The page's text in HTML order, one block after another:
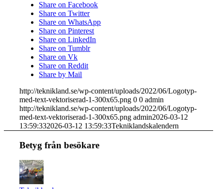
Share on Facebook
Share on Twitter
Share on WhatsApp
Share on Pinterest
Share on LinkedIn
Share on Tumblr
Share on Vk
Share on Reddit
Share by Mail
http://teknikland.se/wp-content/uploads/2022/06/Logotyp-
med-text-vektoriserad-1-300x65.png 0 0 admin
http://teknikland.se/wp-content/uploads/2022/06/Logotyp-
med-text-vektoriserad-1-300x65.png admin2026-03-12
13:59:332026-03-12 13:59:33Tekniklandskalendern
Betyg från besökare